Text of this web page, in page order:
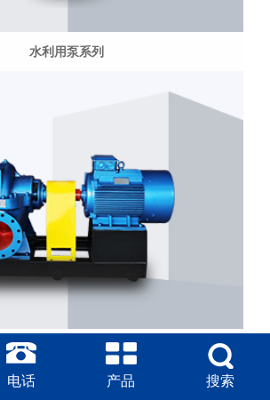
水利用泵系列
电力用泵系列
电话 产品 搜索